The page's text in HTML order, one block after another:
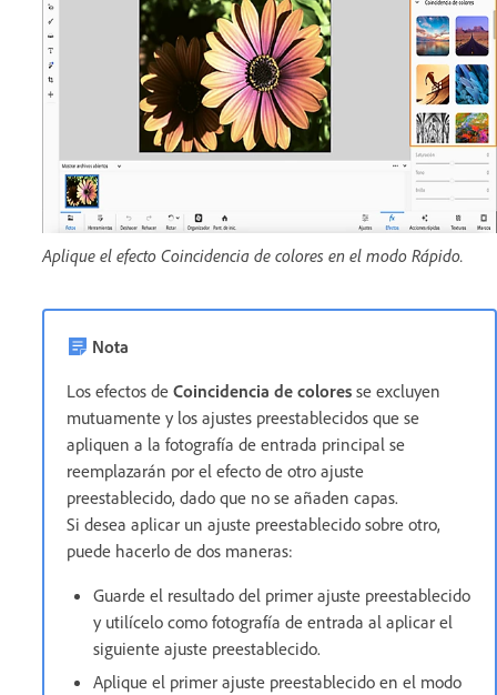
Aplique el efecto Coincidencia de colores en el modo Rápido.
Nota
Los efectos de Coincidencia de colores se excluyen
mutuamente y los ajustes preestablecidos que se
apliquen a la fotografía de entrada principal se
reemplazarán por el efecto de otro ajuste
preestablecido, dado que no se añaden capas.
Si desea aplicar un ajuste preestablecido sobre otro,
puede hacerlo de dos maneras:
Guarde el resultado del primer ajuste preestablecido
y utilícelo como fotografía de entrada al aplicar el
siguiente ajuste preestablecido.
Aplique el primer ajuste preestablecido en el modo